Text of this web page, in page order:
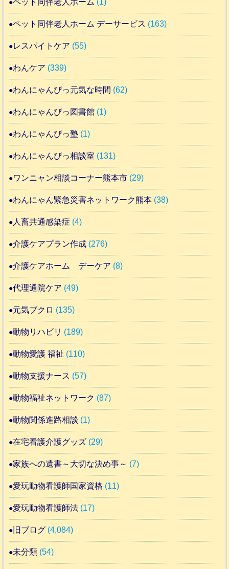
ペット同伴老人ホーム (1)
ペット同伴老人ホーム デーサービス (163)
レスパイトケア (55)
わんケア (339)
わんにゃんぴっ元気な時間 (62)
わんにゃんぴっ図書館 (1)
わんにゃんぴっ塾 (1)
わんにゃんぴっ相談室 (131)
ワンニャン相談コーナー熊本市 (29)
わんにゃん緊急災害ネットワーク熊本 (38)
人畜共通感染症 (4)
介護ケアプラン作成 (276)
介護ケアホーム デーケア (8)
代理通院ケア (49)
元気ブクロ (135)
動物リハビリ (189)
動物愛護 福祉 (110)
動物支援ナース (57)
動物福祉ネットワーク (87)
動物関係進路相談 (1)
在宅看護介護グッズ (29)
家族への遺書～大切な決め事～ (7)
愛玩動物看護師国家資格 (11)
愛玩動物看護師法 (17)
旧ブログ (4,084)
未分類 (54)